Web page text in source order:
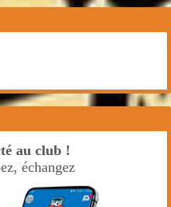
au club !
échangez